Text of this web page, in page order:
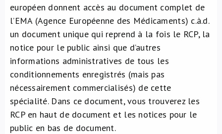
européen donnent accès au document complet de
l’EMA (Agence Européenne des Médicaments) c.à.d.
un document unique qui reprend à la fois le RCP, la
notice pour le public ainsi que d’autres
informations administratives de tous les
conditionnements enregistrés (mais pas
nécessairement commercialisés) de cette
spécialité. Dans ce document, vous trouverez les
RCP en haut de document et les notices pour le
public en bas de document.